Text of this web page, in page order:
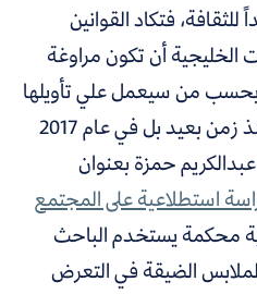
فتكاد القوانين
أن تكون مراوغة
بحسب من سيعمل علي تأويلها
طبعاً. في دراسة لم تجرى منذ زمن بعيد بل في عام 2017
حمزة بعنوان
استطلاعية على المجتمع
محكمة يستخدم الباحث
الضيقة في التعرض